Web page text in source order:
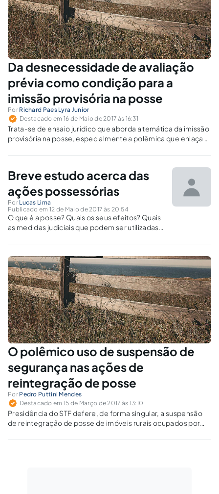
Da desnecessidade de avaliação
prévia como condição para a
imissão provisória na posse
Por Richard Paes Lyra Junior
Destacado em 16 de Maio de 2017 às 16:31
Trata-se de ensaio jurídico que aborda a temática da imissão
provisória na posse, especialmente a polêmica que enlaça a
deferimento.
Breve estudo acerca das
ações possessórias
Por Lucas Lima
Publicado em 12 de Maio de 2017 às 20:54
O que é a posse? Quais os seus efeitos? Quais
as medidas judiciais que podem ser utilizadas
O polêmico uso de suspensão de
segurança nas ações de
reintegração de posse
Por Pedro Puttini Mendes
Destacado em 15 de Março de 2017 às 13:10
Presidência do STF defere, de forma singular, a suspensão
de reintegração de posse de imóveis rurais ocupados por
invasão frente a uma reintegração de posse.